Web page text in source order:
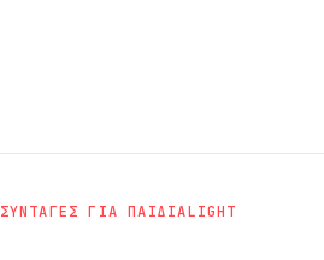
ΣΥΝΤΑΓΕΣ ΓΙΑ ΠΑΙΔΙΑLIGHT